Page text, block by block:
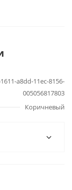
a8dd-11ec-8156-
005056817803
Коричневый